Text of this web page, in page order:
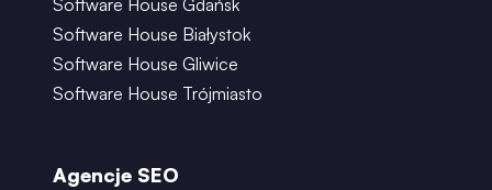
Software House Gdańsk
Software House Białystok
Software House Gliwice
Software House Trójmiasto
Agencje SEO